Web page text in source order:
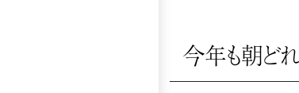
今年も朝ど